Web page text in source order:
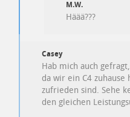
M.W.
Häää???
Casey
Hab mich auch
da wir ein C4
zufrieden sind. Sehe
den gleichen